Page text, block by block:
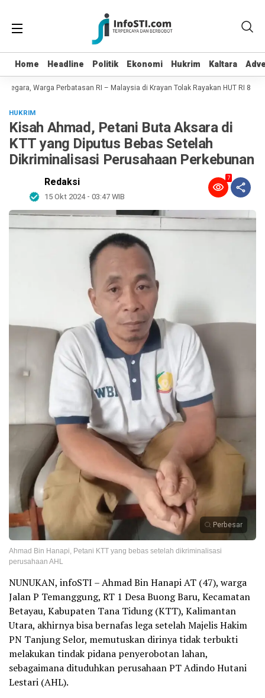
Home Headline Politik Ekonomi Hukrim Kaltara
Home Headline Politik Ekonomi Hukrim Kaltara
Warga Perbatasan RI – Malaysia di Krayan Tolak Rayakan HUT RI 81
HUKRIM
Kisah Ahmad, Petani Buta Aksara di
KTT yang Diputus Bebas Setelah
Dikriminalisasi Perusahaan Perkebunan
Redaksi
15 Okt 2024 - 03:47 WIB
7
Perbesar
Ahmad Bin Hanapi, Petani KTT yang bebas setelah dikriminalisasi
perusahaan AHL
NUNUKAN, infoSTI – Ahmad Bin Hanapi AT (47), warga
Jalan P Temanggung, RT 1 Desa Buong Baru, Kecamatan
Betayau, Kabupaten Tana Tidung (KTT), Kalimantan
Utara, akhirnya bisa bernafas lega setelah Majelis Hakim
PN Tanjung Selor, memutuskan dirinya tidak terbukti
melakukan tindak pidana penyerobotan lahan,
sebagaimana dituduhkan perusahaan PT Adindo Hutani
Lestari (AHL).